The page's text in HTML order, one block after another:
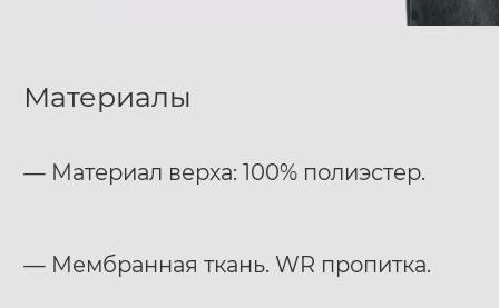
Материалы
— Материал верха: 100% полиэстер.
— Мембранная ткань. WR пропитка.